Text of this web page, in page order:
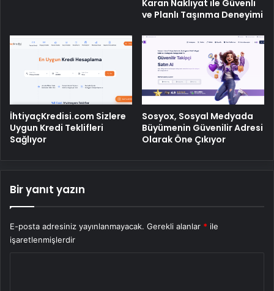
Karan Nakliyat ile Güvenli
ve Planlı Taşınma Deneyimi
İhtiyaçKredisi.com Sizlere
Uygun Kredi Teklifleri
Sağlıyor
Sosyox, Sosyal Medyada
Büyümenin Güvenilir Adresi
Olarak Öne Çıkıyor
Bir yanıt yazın
E-posta adresiniz yayınlanmayacak. Gerekli alanlar * ile
işaretlenmişlerdir